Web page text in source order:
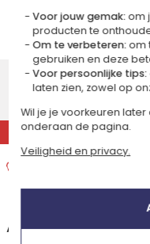
Express
Dinsdag
Andere landen +
Voor jouw gemak:om
producten te
Om te verbeteren:om
gebruiken en deze
Voor persoonlijke tips:
laten zien, zowel op
Wil je je voorkeuren
onderaan de pagina.
Veiligheid en privacy.